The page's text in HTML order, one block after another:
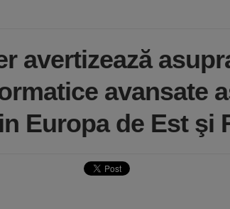
avertizează
avansate
Europa de Est şi